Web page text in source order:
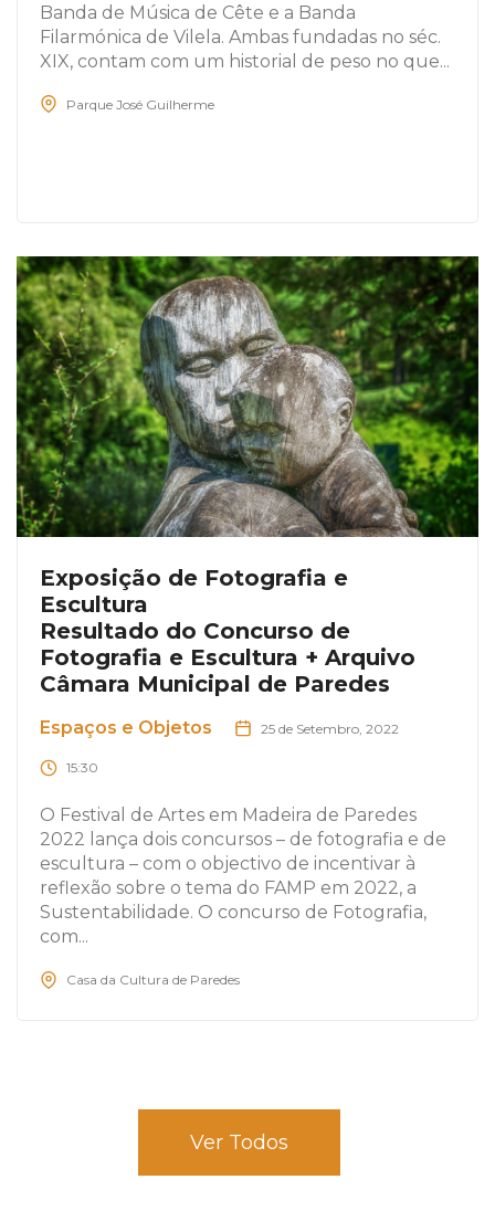
Banda de Música de Cête e a Banda
Filarmónica de Vilela. Ambas fundadas no séc.
XIX, contam com um historial de peso no que...
Parque José Guilherme
Exposição de Fotografia e
Escultura
Resultado do Concurso de
Fotografia e Escultura + Arquivo
Câmara Municipal de Paredes
Espaços e Objetos 25 de Setembro, 2022
15:30
O Festival de Artes em Madeira de Paredes
2022 lança dois concursos – de fotografia e de
escultura – com o objectivo de incentivar à
reflexão sobre o tema do FAMP em 2022, a
Sustentabilidade. O concurso de Fotografia,
com...
Casa da Cultura de Paredes
Ver Todos